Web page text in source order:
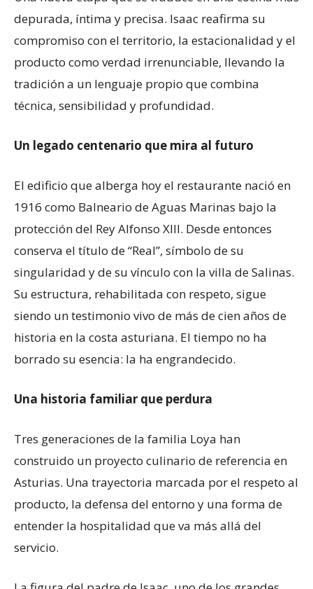
depurada, íntima y precisa. Isaac reafirma su
compromiso con el territorio, la estacionalidad y el
producto como verdad irrenunciable, llevando la
tradición a un lenguaje propio que combina
técnica, sensibilidad y profundidad.
Un legado centenario que mira al futuro
El edificio que alberga hoy el restaurante nació en
1916 como Balneario de Aguas Marinas bajo la
protección del Rey Alfonso XIII. Desde entonces
conserva el título de “Real”, símbolo de su
singularidad y de su vínculo con la villa de Salinas.
Su estructura, rehabilitada con respeto, sigue
siendo un testimonio vivo de más de cien años de
historia en la costa asturiana. El tiempo no ha
borrado su esencia: la ha engrandecido.
Una historia familiar que perdura
Tres generaciones de la familia Loya han
construido un proyecto culinario de referencia en
Asturias. Una trayectoria marcada por el respeto al
producto, la defensa del entorno y una forma de
entender la hospitalidad que va más allá del
servicio.